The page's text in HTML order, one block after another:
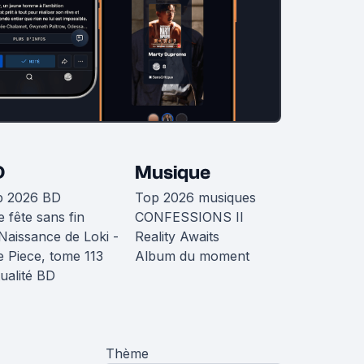
2026 BD
fête sans fin
de Loki -
Piece, tome 113
BD
Musique
Top 2026 musiques
CONFESSIONS II
Reality Awaits
Album du moment
Thème